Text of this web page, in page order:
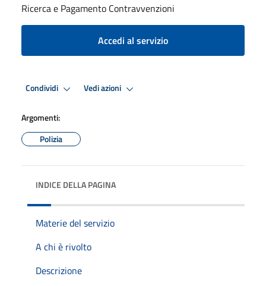
Ricerca e Pagamento Contravvenzioni
Accedi al servizio
Condividi Vedi azioni
Argomenti:
Polizia
INDICE DELLA PAGINA
Materie del servizio
A chi è rivolto
Descrizione